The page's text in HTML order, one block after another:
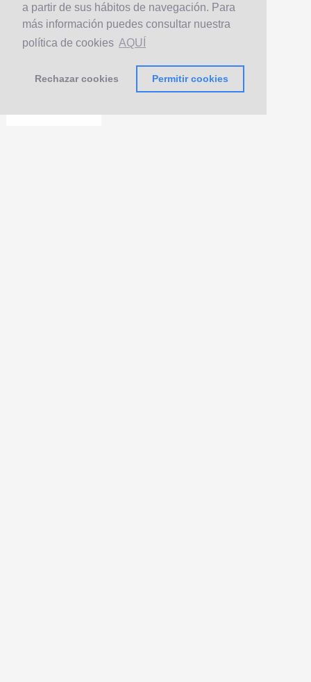
a partir de sus hábitos de navegación. Para
más información puedes consultar nuestra
política de cookies AQUÍ
Rechazar cookies Permitir cookies